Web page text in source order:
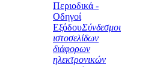
Περιοδικά -
Οδηγοί
ΕξόδουΣύνδεσμοι
ιστοσελίδων
διάφορων
ηλεκτρονικών